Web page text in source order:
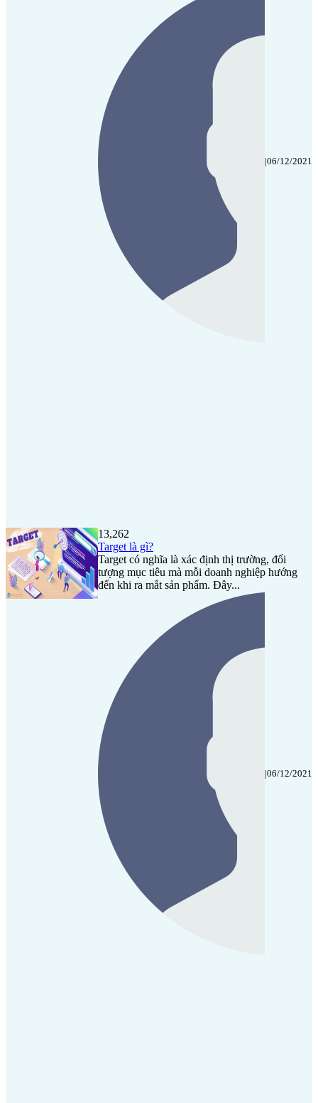
|06/12/2021
13,262
Target là gì?
Target có nghĩa là xác định thị trường, đối
tượng mục tiêu mà mỗi doanh nghiệp hướng
đến khi ra mắt sản phẩm. Đây...
|06/12/2021